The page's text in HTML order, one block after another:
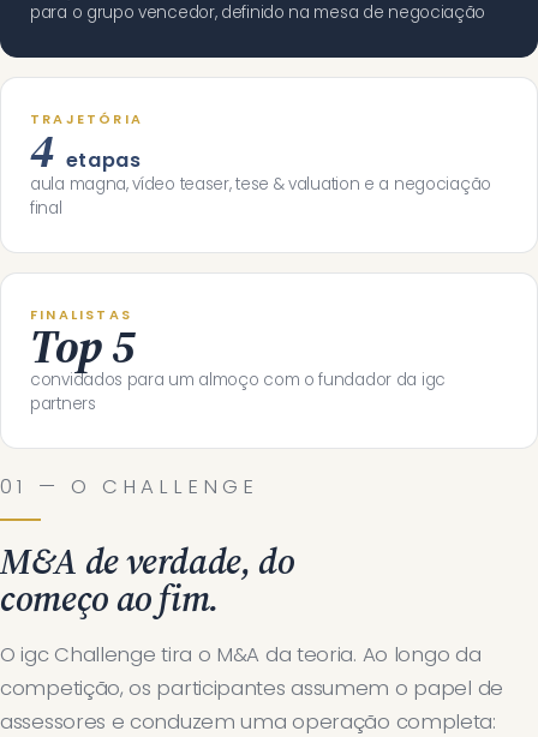
para o grupo vencedor, definido na mesa de negociação
TRAJETÓRIA
4 etapas
aula magna, vídeo teaser, tese & valuation e a negociação
final
FINALISTAS
Top 5
convidados para um almoço com o fundador da igc
partners
01 — O CHALLENGE
M&A de verdade, do
começo ao fim.
O igc Challenge tira o M&A da teoria. Ao longo da
competição, os participantes assumem o papel de
assessores e conduzem uma operação completa: